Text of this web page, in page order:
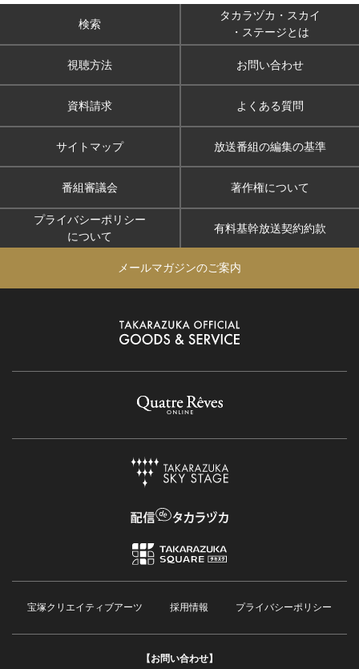
検索
タカラヅカ・スカイ
・ステージとは
視聴方法 お問い合わせ
資料請求 よくある質問
サイトマップ 放送番組の編集の基準
番組審議会 著作権について
プライバシーポリシー
について
有料基幹放送契約約款
メールマガジンのご案内
宝塚クリエイティブアーツ 採用情報 プライバシーポリシー
【お問い合わせ】